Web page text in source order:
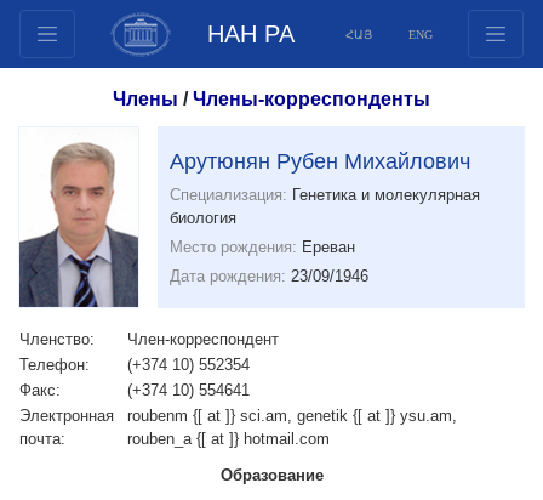
НАН РА ՀԱՅ ENG
Документы
Инновационные предложения
Публикации
Фонды
Конференции
Конкурсы
Международное сотрудничество
Молодежные программы
Фотогалерея
Члены /Члены-корреспонденты
Арутюнян Рубен Михайлович
Специализация: Генетика и молекулярная
биология
Место рождения: Ереван
Дата рождения: 23/09/1946
Членство:
Член-корреспондент
Телефон:
(+374 10) 552354
Факс:
(+374 10) 554641
Электронная
почта:
roubenm {[ at ]} sci.am, genetik {[ at ]} ysu.am,
rouben_a {[ at ]} hotmail.com
Образование